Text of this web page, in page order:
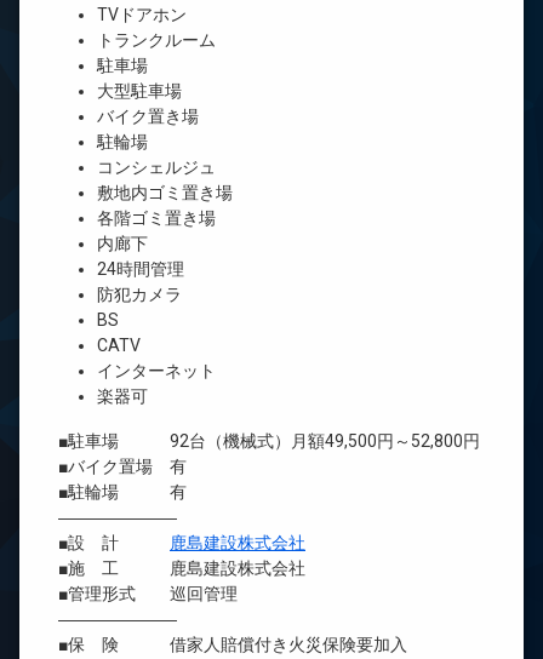
TVドアホン
トランクルーム
駐車場
大型駐車場
バイク置き場
駐輪場
コンシェルジュ
敷地内ゴミ置き場
各階ゴミ置き場
内廊下
24時間管理
防犯カメラ
BS
CATV
インターネット
楽器可
■駐車場 92台（機械式）月額49,500円～52,800円
■バイク置場 有
■駐輪場 有
―――――――
■設 計
鹿島建設株式会社
■施 工 鹿島建設株式会社
■管理形式 巡回管理
―――――――
■保 険 借家人賠償付き火災保険要加入